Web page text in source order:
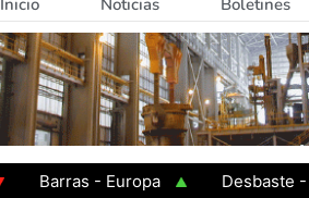
Inicio Noticias Boletines
Barras - Europa Desbaste - Asia